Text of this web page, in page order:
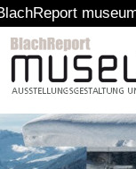
museum geht in